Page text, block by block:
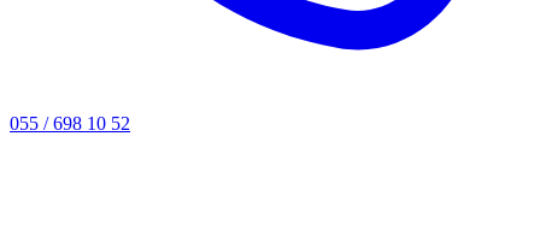
055 / 698 10 52